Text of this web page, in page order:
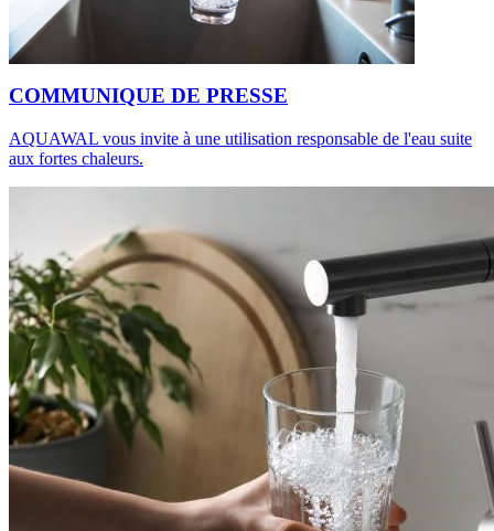
COMMUNIQUE DE PRESSE
AQUAWAL vous invite à une utilisation responsable de l'eau suite
aux fortes chaleurs.